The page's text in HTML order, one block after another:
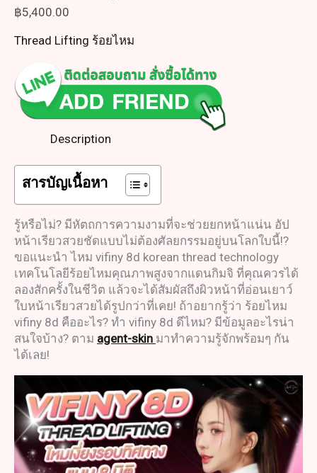
฿5,400.00
Thread Lifting ร้อยไหม
Description
สารบัญเนื้อหา
รู้หรือไม่? มีหัตถการความงามที่จะช่วยยกหน้าแน่น อัป
หน้าเรียวสวยชัดแบบไม่ต้องศัลยกรรมอยู่บนโลกใบนี้!?
ขอแนะนำ ไหม vifiny 8d korean thread technology
เทคโนโลยีร้อยไหมคุณภาพสูงจากแดนกิมจิ ที่คุณควรได้
ลองสักครั้งในชีวิต แล้วจะได้สัมผัสถึงผิวหน้าที่อ่อนเยาว์
ใบหน้าเรียวสวยได้รูปกว่าที่เคย! ถ้าอยากรู้ว่า ร้อยไหม
vifiny 8d คืออะไร? ทำ vifiny 8d ดีไหม? มีข้อมูลอะไรน่า
สนใจบ้าง? ตาม agent-skin มาทำความรู้จักพร้อมๆ กัน
ได้เลย!